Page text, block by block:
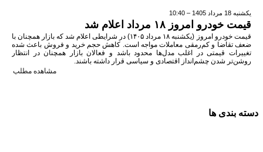
یکشنبه 18 مرداد 1405 – 10:40
قیمت خودرو امروز ۱۸ مرداد اعلام شد
قیمت خودرو امروز (یکشنبه ۱۸ مرداد ۱۴۰۵) در شرایطی اعلام شد که بازار همچنان با
ضعف تقاضا و کم‌رمقی معاملات مواجه است. کاهش حجم خرید و فروش باعث شده
تغییرات قیمتی در اغلب مدل‌ها محدود باشد و فعالان بازار همچنان در انتظار
روشن‌تر شدن چشم‌انداز اقتصادی و سیاسی قرار داشته باشند.
مشاهده مطلب
دسته بندی ها